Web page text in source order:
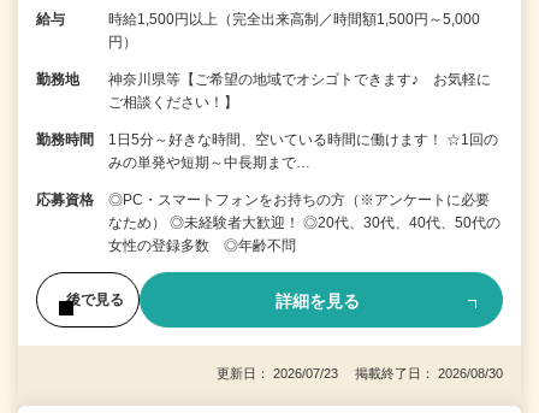
給与
時給1,500円以上（完全出来高制／時間額1,500円～5,000
円）
勤務地
神奈川県等【ご希望の地域でオシゴトできます♪ お気軽に
ご相談ください！】
勤務時間
1日5分～好きな時間、空いている時間に働けます！ ☆1回の
みの単発や短期～中長期まで…
応募資格
◎PC・スマートフォンをお持ちの方（※アンケートに必要
なため） ◎未経験者大歓迎！ ◎20代、30代、40代、50代の
女性の登録多数 ◎年齢不問
後で見る 詳細を見る
更新日： 2026/07/23 掲載終了日： 2026/08/30